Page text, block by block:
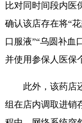
比对同时间段内医
确认该店存在将“
口服液”“乌圆补血
并使用参保人医保
此外，该药店还
组在店内调取进销